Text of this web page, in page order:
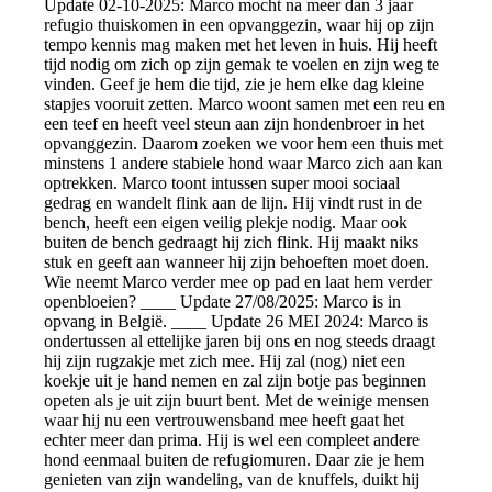
Update 02-10-2025: Marco mocht na meer dan 3 jaar
refugio thuiskomen in een opvanggezin, waar hij op zijn
tempo kennis mag maken met het leven in huis. Hij heeft
tijd nodig om zich op zijn gemak te voelen en zijn weg te
vinden. Geef je hem die tijd, zie je hem elke dag kleine
stapjes vooruit zetten. Marco woont samen met een reu en
een teef en heeft veel steun aan zijn hondenbroer in het
opvanggezin. Daarom zoeken we voor hem een thuis met
minstens 1 andere stabiele hond waar Marco zich aan kan
optrekken. Marco toont intussen super mooi sociaal
gedrag en wandelt flink aan de lijn. Hij vindt rust in de
bench, heeft een eigen veilig plekje nodig. Maar ook
buiten de bench gedraagt hij zich flink. Hij maakt niks
stuk en geeft aan wanneer hij zijn behoeften moet doen.
Wie neemt Marco verder mee op pad en laat hem verder
openbloeien? ____ Update 27/08/2025: Marco is in
opvang in België. ____ Update 26 MEI 2024: Marco is
ondertussen al ettelijke jaren bij ons en nog steeds draagt
hij zijn rugzakje met zich mee. Hij zal (nog) niet een
koekje uit je hand nemen en zal zijn botje pas beginnen
opeten als je uit zijn buurt bent. Met de weinige mensen
waar hij nu een vertrouwensband mee heeft gaat het
echter meer dan prima. Hij is wel een compleet andere
hond eenmaal buiten de refugiomuren. Daar zie je hem
genieten van zijn wandeling, van de knuffels, duikt hij